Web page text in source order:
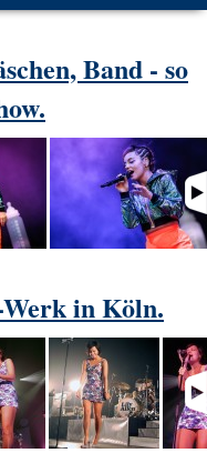
Band - so
in Köln.